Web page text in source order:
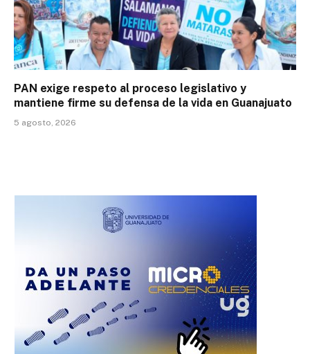
PAN exige respeto al proceso legislativo y
mantiene firme su defensa de la vida en Guanajuato
5 agosto, 2026